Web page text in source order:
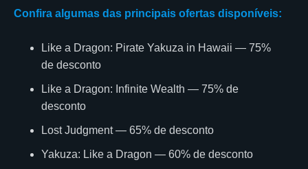
Confira algumas das principais ofertas disponíveis:
Like a Dragon: Pirate Yakuza in Hawaii — 75%
de desconto
Like a Dragon: Infinite Wealth — 75% de
desconto
Lost Judgment — 65% de desconto
Yakuza: Like a Dragon — 60% de desconto